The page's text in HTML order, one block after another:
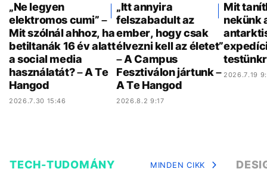
„Ne legyen
elektromos cumi” –
Mit szólnál ahhoz, ha
betiltanák 16 év alatt
a social media
használatát? – A Te
Hangod
2026.7.30 15:46
„Itt annyira
felszabadult az
ember, hogy csak
élvezni kell az életet”
– A Campus
Fesztiválon jártunk –
A Te Hangod
2026.8.2 9:17
Mit
nekünk
2026.7.19
TECH-TUDOMÁNY MINDEN CIKK